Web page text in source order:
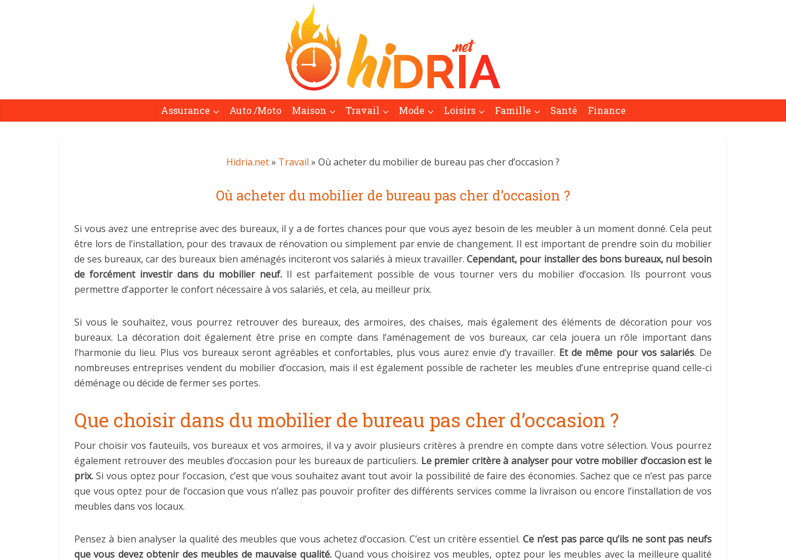
Assurance Auto /Moto Maison Travail Mode Loisirs Famille Santé Finance
Hidria.net» Travail » Où acheter du mobilier de bureau pas cher d’occasion ?
Où acheter du mobilier de bureau pas cher d’occasion ?
Si vous avez une entreprise avec des bureaux, il y a de fortes chances pour que vous ayez besoin de les meubler à un moment donné. Cela peut
être lors de l’installation, pour des travaux de rénovation ou simplement par envie de changement. Il est important de prendre soin du mobilier
de ses bureaux, car des bureaux bien aménagés inciteront vos salariés à mieux travailler.Cependant, pour installer des bons bureaux, nul besoin
de forcément investir dans du mobilier neuf. Il est parfaitement possible de vous tourner vers du mobilier d’occasion. Ils pourront vous
permettre d’apporter le confort nécessaire à vos salariés, et cela, au meilleur prix.
Si vous le souhaitez, vous pourrez retrouver des bureaux, des armoires, des chaises, mais également des éléments de décoration pour vos
bureaux. La décoration doit également être prise en compte dans l’aménagement de vos bureaux, car cela jouera un rôle important dans
l’harmonie du lieu. Plus vos bureaux seront agréables et confortables, plus vous aurez envie d’y travailler. Et de même pour vos salariés. De
nombreuses entreprises vendent du mobilier d’occasion, mais il est également possible de racheter les meubles d’une entreprise quand celle-ci
déménage ou décide de fermer ses portes.
Que choisir dans du mobilier de bureau pas cher d’occasion ?
Pour choisir vos fauteuils, vos bureaux et vos armoires, il va y avoir plusieurs critères à prendre en compte dans votre sélection. Vous pourrez
également retrouver des meubles d’occasion pour les bureaux de particuliers. Le premier critère à analyser pour votre mobilier d’occasion est le
prix. Si vous optez pour l’occasion, c’est que vous souhaitez avant tout avoir la possibilité de faire des économies. Sachez que ce n’est pas parce
que vous optez pour de l’occasion que vous n’allez pas pouvoir profiter des différents services comme la livraison ou encore l’installation de vos
meubles dans vos locaux.
Pensez à bien analyser la qualité des meubles que vous achetez d’occasion. C’est un critère essentiel. Ce n’est pas parce qu’ils ne sont pas neufs
que vous devez obtenir des meubles de mauvaise qualité.Quand vous choisirez vos meubles, optez pour les meubles avec la meilleure qualité